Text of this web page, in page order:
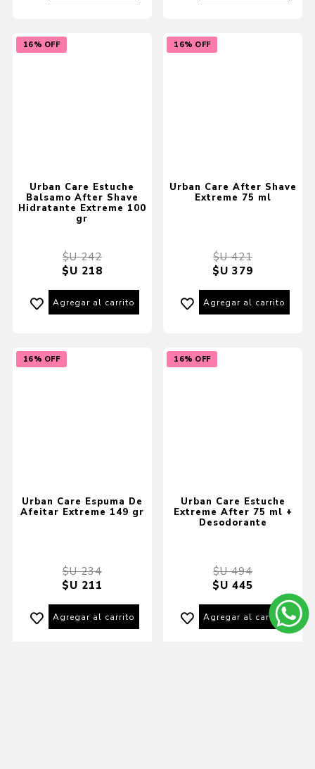
16% OFF
Urban Care Estuche
Balsamo After Shave
Hidratante Extreme 100
gr
$U 242
$U 218
Agregar al carrito
16% OFF
Urban Care After Shave
Extreme 75 ml
$U 421
$U 379
Agregar al carrito
16% OFF
Urban Care Espuma De
Afeitar Extreme 149 gr
$U 234
$U 211
Agregar al carrito
16% OFF
Urban Care Estuche
Extreme After 75 ml +
Desodorante
$U 494
$U 445
Agregar al carrito